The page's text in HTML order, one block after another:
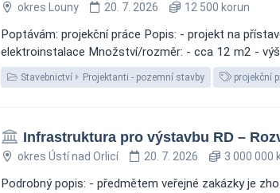
okres Louny 20. 7. 2026 12 500 korun
Poptávám: projekční práce Popis: - projekt na
elektroinstalace Množství/rozměr: - cca 12 m2 -
Stavebnictví Projektanti - pozemní stavby projekční
Infrastruktura pro výstavbu RD –
okres Ústí nad Orlicí 20. 7. 2026 3 000 000
Podrobný popis: - předmětem veřejné zakázky je